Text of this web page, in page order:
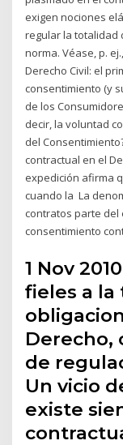
exigen nociones
regular la totalidad
norma. Véase, p.
Derecho Civil: el
consentimiento (y
de los
decir, la voluntad
del
contractual en el
expedición afirma
cuando la La
contratos parte del
consentimiento
1 Nov
fieles a la
Derecho,
de
Un vicio
existe